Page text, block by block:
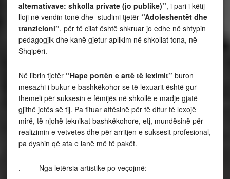
alternativave: shkolla private (jo publike)’’, i pari i këtij
lloji në vendin tonë dhe studimi tjetër ‘’Adoleshentët dhe
tranzicioni’’, për të cilat është shkruar jo edhe në shtypin
pedagogjik dhe kanë gjetur aplikim në shkollat tona, në
Shqipëri.
Në librin tjetër ‘’Hape portën e artë të leximit’’ buron
mesazhi i bukur e bashkëkohor se të lexuarit është gur
themeli për suksesin e fëmijës në shkollë e madje gjatë
gjithë jetës së tij. Pa fituar aftësinë për të ditur të lexojë
mirë, të njohë teknikat bashkëkohore, etj, mundësinë për
realizimin e vetvetes dhe për arritjen e suksesit profesional,
pa dyshin që ata e lanë më të pakët.
. Nga letërsia artistike po veçojmë: